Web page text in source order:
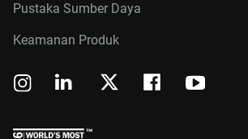
Pustaka Sumber Daya
Keamanan Produk